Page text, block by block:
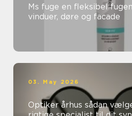
Ms fuge en fleksibel fugemasse til
vinduer, døre og facade
03. May 2026
Optiker århus sådan vælger du den